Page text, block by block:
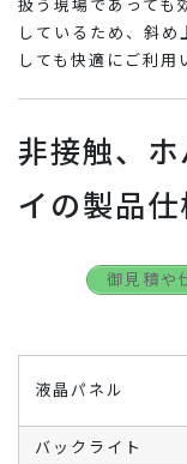
扱う現場であっても
しているため、斜
しても快適にご利用
非接触、
イの製品仕
御見積や
液晶パネル
バックライト